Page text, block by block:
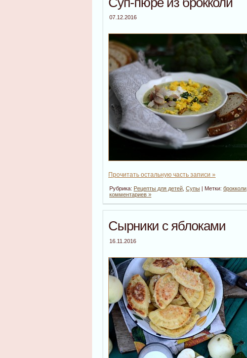
07.12.2016
Прочитать остальную часть записи »
Рубрика: Рецепты для детей Супы | Метки: брокколи
комментариев »
Сырники с яблоками
16.11.2016